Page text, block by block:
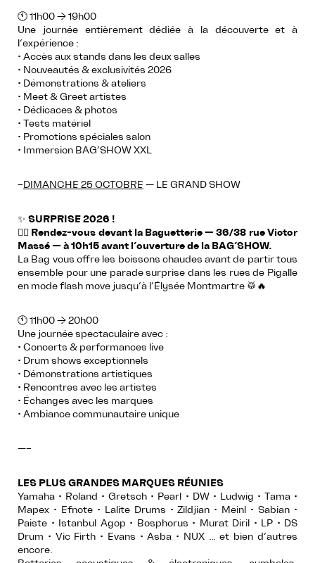
🕚 11h00 → 19h00
Une journée entièrement dédiée à la découverte et à
l’expérience :
• Accès aux stands dans les deux salles
• Nouveautés & exclusivités 2026
• Démonstrations & ateliers
• Meet & Greet artistes
• Dédicaces & photos
• Tests matériel
• Promotions spéciales salon
• Immersion BAG’SHOW XXL
–DIMANCHE 25 OCTOBRE — LE GRAND SHOW
✨ SURPRISE 2026 !
☝🏻 Rendez-vous devant la Baguetterie — 36/38 rue Victor
Massé — à 10h15 avant l’ouverture de la BAG’SHOW.
La Bag vous offre les boissons chaudes avant de partir tous
ensemble pour une parade surprise dans les rues de Pigalle
en mode flash move jusqu’à l’Élysée Montmartre 🥁🔥
🕚 11h00 → 20h00
Une journée spectaculaire avec :
• Concerts & performances live
• Drum shows exceptionnels
• Démonstrations artistiques
• Rencontres avec les artistes
• Échanges avec les marques
• Ambiance communautaire unique
—–
LES PLUS GRANDES MARQUES RÉUNIES
Yamaha • Roland • Gretsch • Pearl • DW • Ludwig • Tama •
Mapex • Efnote • Lalite Drums • Zildjian • Meinl • Sabian •
Paiste • Istanbul Agop • Bosphorus • Murat Diril • LP • DS
Drum • Vic Firth • Evans • Asba • NUX … et bien d’autres
encore.